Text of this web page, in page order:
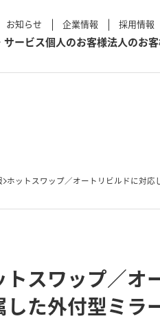
お知らせ 企業情報 採用情報
サービス個人のお客様法人のお
ホットスワップ／オートリビルドに対応
トスワップ／オ
した外付型ミラ